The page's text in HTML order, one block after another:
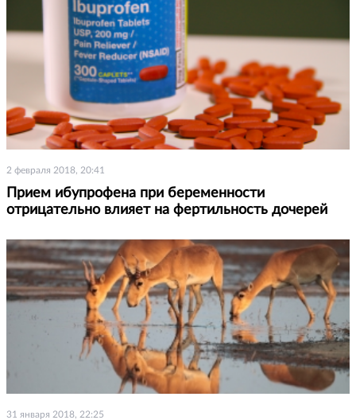
2 февраля 2018, 20:41
Прием ибупрофена при беременности
отрицательно влияет на фертильность дочерей
31 января 2018, 22:25